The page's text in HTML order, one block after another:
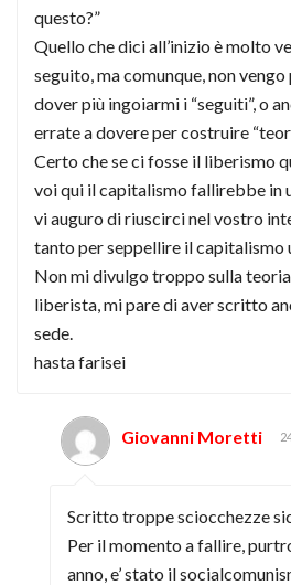
questo?”
Quello che dici all’inizio è molto
seguito, ma comunque, non
dover più ingoiarmi i “seguiti”, o
errate a dovere per costruire
Certo che se ci fosse il liberismo
voi qui il capitalismo fallirebbe in
vi auguro di riuscirci nel vostro
tanto per seppellire il capitalismo
Non mi divulgo troppo sulla
liberista, mi pare di aver scritto
sede.
hasta farisei
Giovanni Moretti
Scritto troppe sciocchezze
Per il momento a fallire,
anno, e’ stato il